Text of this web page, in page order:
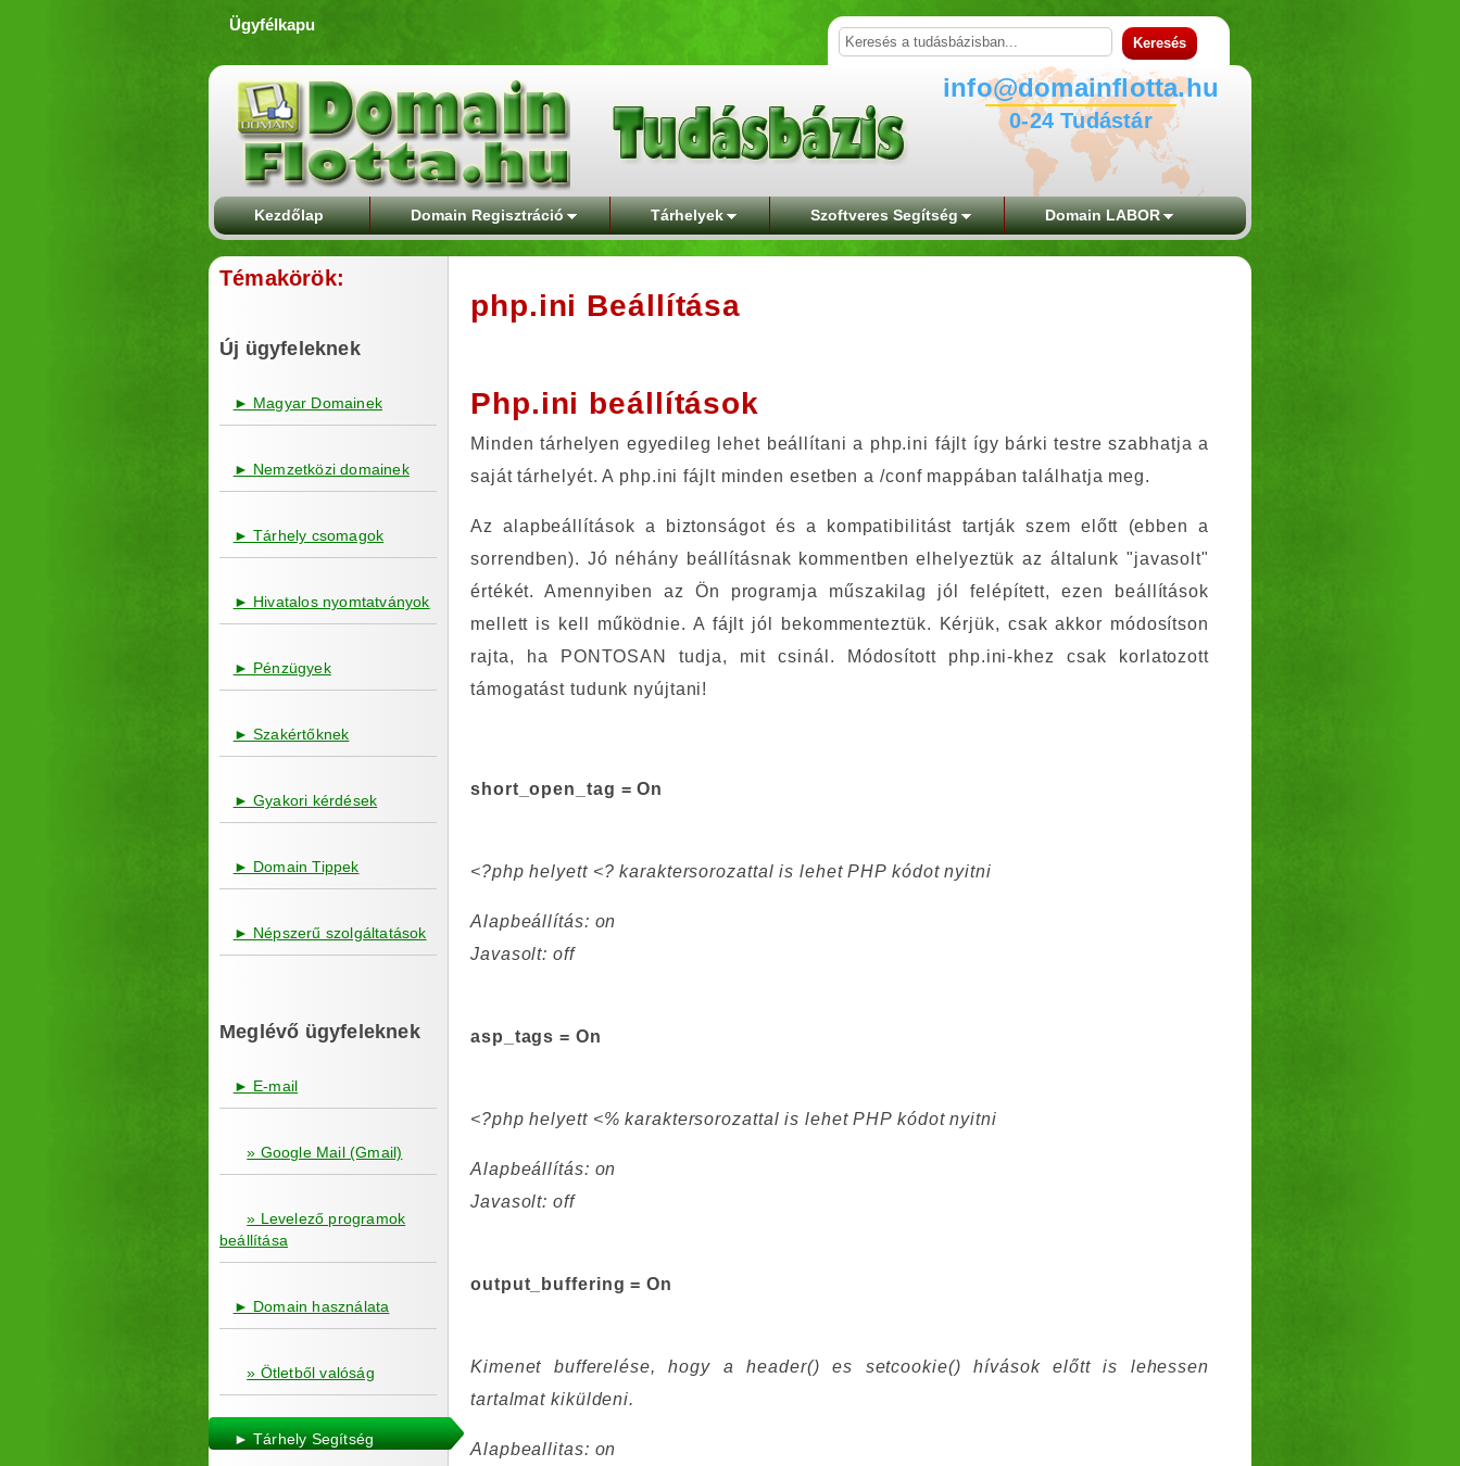
Ügyfélkapu
info@domainflotta.hu
0-24 Tudástár
Kezdőlap Domain Regisztráció Tárhelyek Szoftveres Segítség Domain LABOR
Témakörök:
Új ügyfeleknek
► Magyar Domainek
► Nemzetközi domainek
► Tárhely csomagok
► Hivatalos nyomtatványok
► Pénzügyek
► Szakértőknek
► Gyakori kérdések
► Domain Tippek
► Népszerű szolgáltatások
Meglévő ügyfeleknek
► E-mail
» Google Mail (Gmail)
» Levelező programok
beállítása
► Domain használata
» Ötletből valóság
► Tárhely Segítség
php.ini Beállítása
Php.ini beállítások
Minden tárhelyen egyedileg lehet beállítani a php.ini fájlt így bárki testre szabhatja a
saját tárhelyét. A php.ini fájlt minden esetben a /conf mappában találhatja meg.
Az alapbeállítások a biztonságot és a kompatibilitást tartják szem előtt (ebben a
sorrendben). Jó néhány beállításnak kommentben elhelyeztük az általunk "javasolt"
értékét. Amennyiben az Ön programja műszakilag jól felépített, ezen beállítások
mellett is kell működnie. A fájlt jól bekommenteztük. Kérjük, csak akkor módosítson
rajta, ha PONTOSAN tudja, mit csinál. Módosított php.ini-khez csak korlatozott
támogatást tudunk nyújtani!
short_open_tag = On
<?php helyett <? karaktersorozattal is lehet PHP kódot nyitni
Alapbeállítás: on
Javasolt: off
asp_tags = On
<?php helyett <% karaktersorozattal is lehet PHP kódot nyitni
Alapbeállítás: on
Javasolt: off
output_buffering = On
Kimenet bufferelése, hogy a header() es setcookie() hívások előtt is lehessen
tartalmat kiküldeni.
Alapbeallitas: on